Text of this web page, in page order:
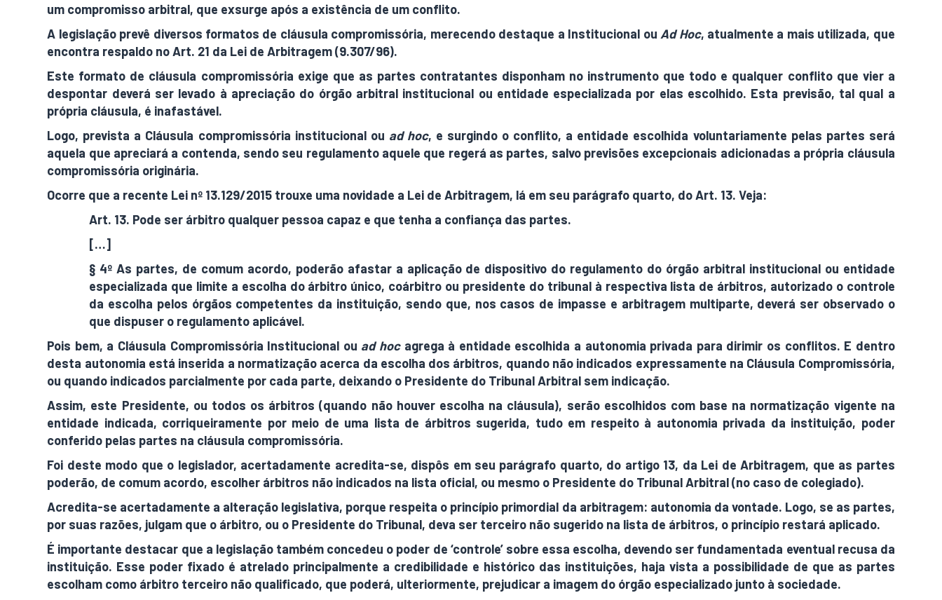
um compromisso arbitral, que exsurge após a existência de um conflito.
A legislação prevê diversos formatos de cláusula compromissória, merecendo destaque a Institucional ou Ad Hoc, atualmente a mais utilizada, que
encontra respaldo no Art. 21 da Lei de Arbitragem (9.307/96).
Este formato de cláusula compromissória exige que as partes contratantes disponham no instrumento que todo e qualquer conflito que vier a
despontar deverá ser levado à apreciação do órgão arbitral institucional ou entidade especializada por elas escolhido. Esta previsão, tal qual a
própria cláusula, é inafastável.
Logo, prevista a Cláusula compromissória institucional ou ad hoc, e surgindo o conflito, a entidade escolhida voluntariamente pelas partes será
aquela que apreciará a contenda, sendo seu regulamento aquele que regerá as partes, salvo previsões excepcionais adicionadas a própria cláusula
compromissória originária.
Ocorre que a recente Lei nº 13.129/2015 trouxe uma novidade a Lei de Arbitragem, lá em seu parágrafo quarto, do Art. 13. Veja:
Art. 13. Pode ser árbitro qualquer pessoa capaz e que tenha a confiança das partes.
[…]
§ 4º As partes, de comum acordo, poderão afastar a aplicação de dispositivo do regulamento do órgão arbitral institucional ou entidade
especializada que limite a escolha do árbitro único, coárbitro ou presidente do tribunal à respectiva lista de árbitros, autorizado o controle
da escolha pelos órgãos competentes da instituição, sendo que, nos casos de impasse e arbitragem multiparte, deverá ser observado o
que dispuser o regulamento aplicável.
Pois bem, a Cláusula Compromissória Institucional ou ad hoc agrega à entidade escolhida a autonomia privada para dirimir os conflitos. E dentro
desta autonomia está inserida a normatização acerca da escolha dos árbitros, quando não indicados expressamente na Cláusula Compromissória,
ou quando indicados parcialmente por cada parte, deixando o Presidente do Tribunal Arbitral sem indicação.
Assim, este Presidente, ou todos os árbitros (quando não houver escolha na cláusula), serão escolhidos com base na normatização vigente na
entidade indicada, corriqueiramente por meio de uma lista de árbitros sugerida, tudo em respeito à autonomia privada da instituição, poder
conferido pelas partes na cláusula compromissória.
Foi deste modo que o legislador, acertadamente acredita-se, dispôs em seu parágrafo quarto, do artigo 13, da Lei de Arbitragem, que as partes
poderão, de comum acordo, escolher árbitros não indicados na lista oficial, ou mesmo o Presidente do Tribunal Arbitral (no caso de colegiado).
Acredita-se acertadamente a alteração legislativa, porque respeita o princípio primordial da arbitragem: autonomia da vontade. Logo, se as partes,
por suas razões, julgam que o árbitro, ou o Presidente do Tribunal, deva ser terceiro não sugerido na lista de árbitros, o princípio restará aplicado.
É importante destacar que a legislação também concedeu o poder de ‘controle’ sobre essa escolha, devendo ser fundamentada eventual recusa da
instituição. Esse poder fixado é atrelado principalmente a credibilidade e histórico das instituições, haja vista a possibilidade de que as partes
escolham como árbitro terceiro não qualificado, que poderá, ulteriormente, prejudicar a imagem do órgão especializado junto à sociedade.